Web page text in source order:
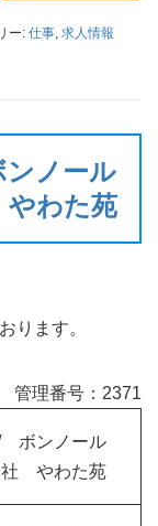
ー: 仕事, 求人情報
ノール
わた苑
ります。
管理番号：2371
ボンノール
やわた苑